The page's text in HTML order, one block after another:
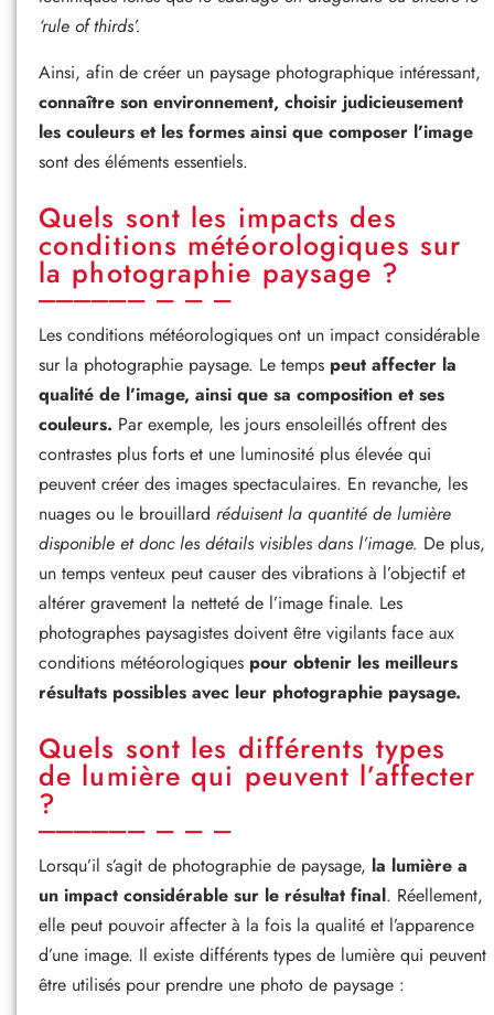
‘rule of thirds’.
Ainsi, afin de créer un paysage photographique intéressant,
connaître son environnement, choisir judicieusement
les couleurs et les formes ainsi que composer l’image
sont des éléments essentiels.
Quels sont les impacts des
conditions météorologiques sur
la photographie paysage ?
Les conditions météorologiques ont un impact considérable
sur la photographie paysage. Le temps peut affecter la
qualité de l’image, ainsi que sa composition et ses
couleurs. Par exemple, les jours ensoleillés offrent des
contrastes plus forts et une luminosité plus élevée qui
peuvent créer des images spectaculaires. En revanche, les
nuages ou le brouillard réduisent la quantité de lumière
disponible et donc les détails visibles dans l’image. De plus,
un temps venteux peut causer des vibrations à l’objectif et
altérer gravement la netteté de l’image finale. Les
photographes paysagistes doivent être vigilants face aux
conditions météorologiques pour obtenir les meilleurs
résultats possibles avec leur photographie paysage.
Quels sont les différents types
de lumière qui peuvent l’affecter
?
Lorsqu’il s’agit de photographie de paysage, la lumière a
un impact considérable sur le résultat final. Réellement,
elle peut pouvoir affecter à la fois la qualité et l’apparence
d’une image. Il existe différents types de lumière qui peuvent
être utilisés pour prendre une photo de paysage :